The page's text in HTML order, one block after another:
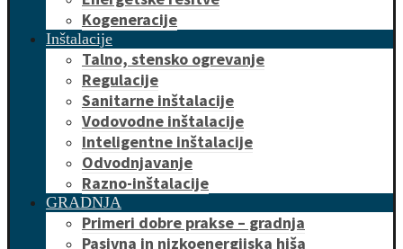
Kogeneracije
Inštalacije
Talno, stensko ogrevanje
Regulacije
Sanitarne inštalacije
Vodovodne inštalacije
Inteligentne inštalacije
Odvodnjavanje
Razno-inštalacije
GRADNJA
Primeri dobre prakse – gradnja
Pasivna in nizkoenergijska hiša